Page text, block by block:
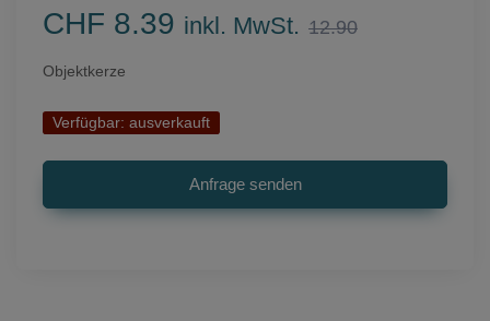
CHF 8.39 inkl. MwSt. 12.90
Objektkerze
Verfügbar: ausverkauft